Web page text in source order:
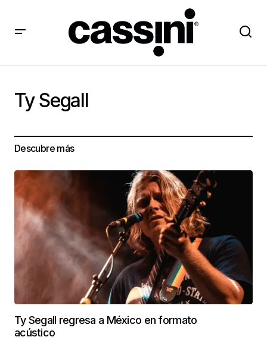
Ty Segall
Descubre más
Ty Segall regresa a México en formato
acústico